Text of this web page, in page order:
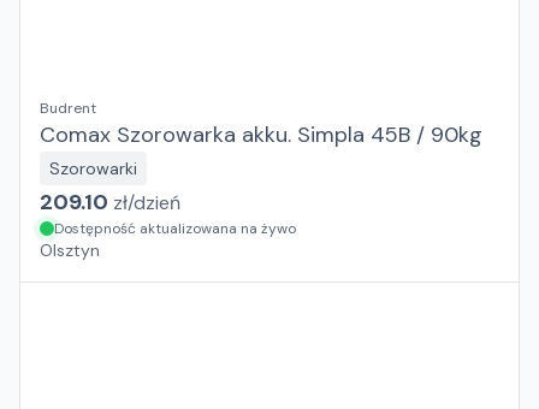
Budrent
Comax Szorowarka akku. Simpla 45B / 90kg
Szorowarki
209.10 zł/dzień
Dostępność aktualizowana na żywo
Olsztyn